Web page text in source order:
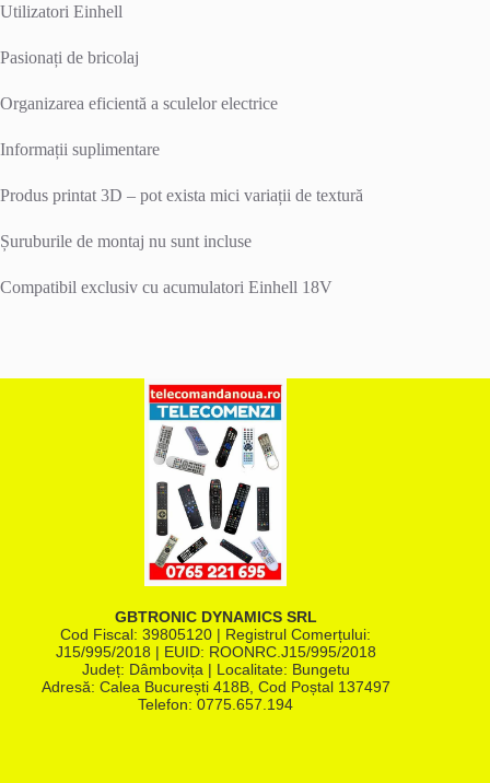
Utilizatori Einhell
Pasionați de bricolaj
Organizarea eficientă a sculelor electrice
Informații suplimentare
Produs printat 3D – pot exista mici variații de textură
Șuruburile de montaj nu sunt incluse
Compatibil exclusiv cu acumulatori Einhell 18V
GBTRONIC DYNAMICS SRL
Cod Fiscal: 39805120 | Registrul Comerțului:
J15/995/2018 | EUID: ROONRC.J15/995/2018
Județ: Dâmbovița | Localitate: Bungetu
Adresă: Calea București 418B, Cod Poștal 137497
Telefon:0775.657.194